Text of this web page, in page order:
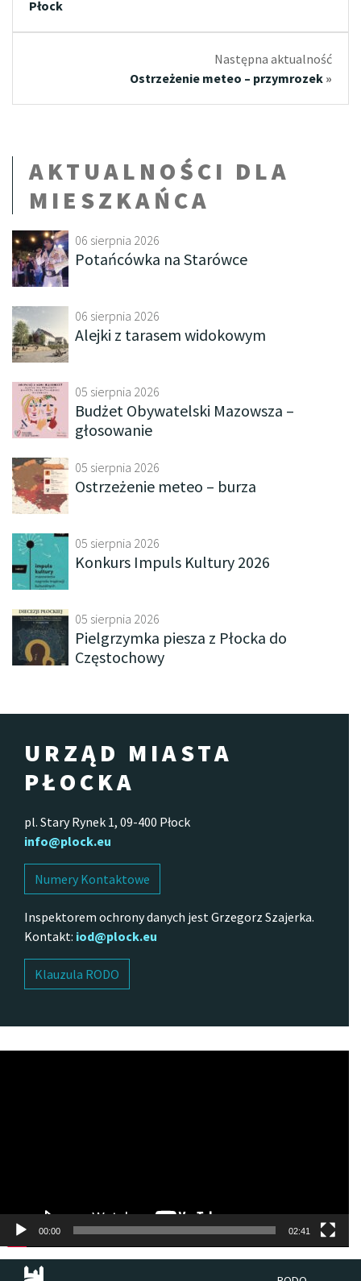
Płock
Następna aktualność
Ostrzeżenie meteo – przymrozek »
AKTUALNOŚCI DLA
MIESZKAŃCA
06 sierpnia 2026
Potańcówka na Starówce
06 sierpnia 2026
Alejki z tarasem widokowym
05 sierpnia 2026
Budżet Obywatelski Mazowsza –
głosowanie
05 sierpnia 2026
Ostrzeżenie meteo – burza
05 sierpnia 2026
Konkurs Impuls Kultury 2026
05 sierpnia 2026
Pielgrzymka piesza z Płocka do
Częstochowy
URZĄD MIASTA
PŁOCKA
pl. Stary Rynek 1, 09-400 Płock
info@plock.eu
Numery Kontaktowe
Inspektorem ochrony danych jest Grzegorz Szajerka.
Kontakt: iod@plock.eu
Klauzula RODO
00:00 02:41